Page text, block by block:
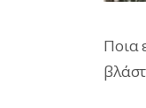
Ποια